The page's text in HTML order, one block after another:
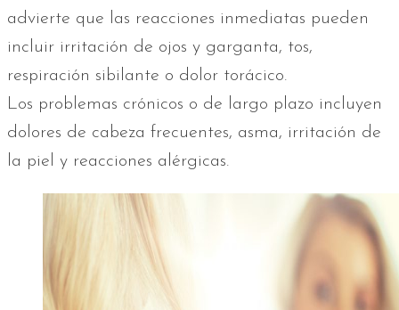
advierte que las reacciones inmediatas pueden
incluir irritación de ojos y garganta, tos,
respiración sibilante o dolor torácico.
Los problemas crónicos o de largo plazo incluyen
dolores de cabeza frecuentes, asma, irritación de
la piel y reacciones alérgicas.